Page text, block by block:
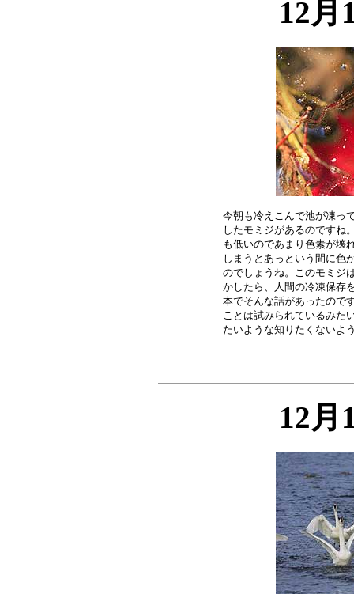
12月
今朝も冷えこんで池が凍っ
したモミジがあるのですね
も低いのであまり色素が壊
しまうとあっという間に色
のでしょうね。このモミジ
かしたら、人間の冷凍保存
本でそんな話があったので
ことは試みられているみた
12月